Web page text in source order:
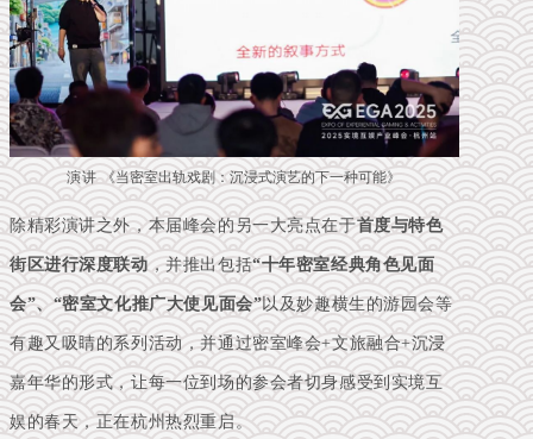
演讲 《当密室出轨戏剧：沉浸式演艺的下一种可能》
除精彩演讲之外，本届峰会的另一大亮点在于首度与特色
街区进行深度联动，并推出包括“十年密室经典角色见面
会”、“密室文化推广大使见面会”以及妙趣横生的游园会等
有趣又吸睛的系列活动，并通过密室峰会+文旅融合+沉浸
嘉年华的形式，让每一位到场的参会者切身感受到实境互
娱的春天，正在杭州热烈重启。